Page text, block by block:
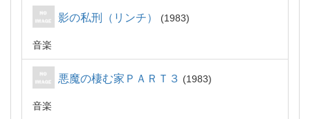
影の私刑（リンチ） 1983
音楽
悪魔の棲む家ＰＡＲＴ３ 1983
音楽